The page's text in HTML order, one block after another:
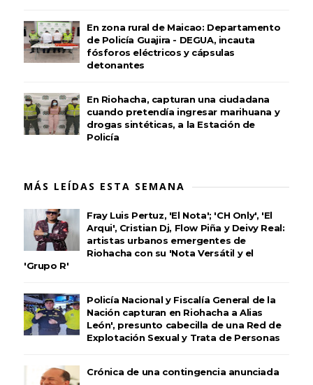
En zona rural de Maicao: Departamento
de Policía Guajira - DEGUA, incauta
fósforos eléctricos y cápsulas
detonantes
En Riohacha, capturan una ciudadana
cuando pretendía ingresar marihuana y
drogas sintéticas, a la Estación de
Policía
MÁS LEÍDAS ESTA SEMANA
Fray Luis Pertuz, 'El Nota'; 'CH Only', 'El
Arqui', Cristian Dj, Flow Piña y Deivy Real:
artistas urbanos emergentes de
Riohacha con su 'Nota Versátil y el
'Grupo R'
Policía Nacional y Fiscalía General de la
Nación capturan en Riohacha a Alias
León', presunto cabecilla de una Red de
Explotación Sexual y Trata de Personas
Crónica de una contingencia anunciada